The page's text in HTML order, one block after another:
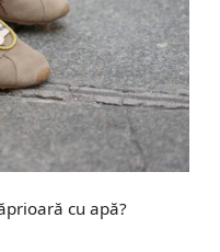
cu apă?